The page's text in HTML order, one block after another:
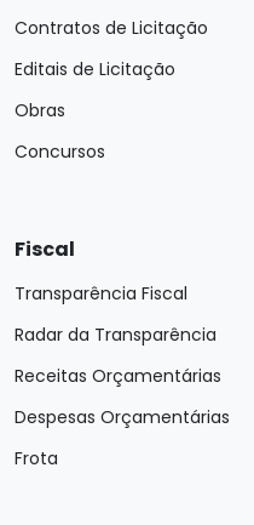
Contratos de Licitação
Editais de Licitação
Obras
Concursos
Fiscal
Transparência Fiscal
Radar da Transparência
Receitas Orçamentárias
Despesas Orçamentárias
Frota